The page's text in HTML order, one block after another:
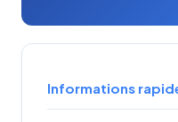
Informations